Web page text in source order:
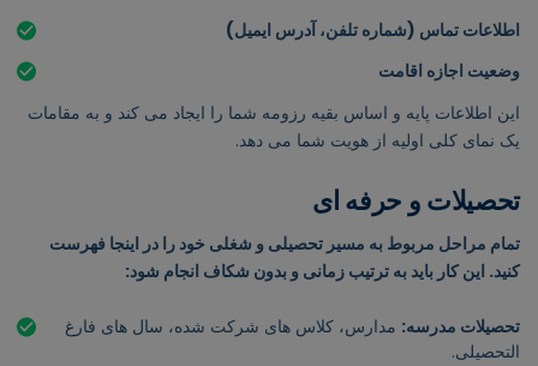
اطلاعات تماس (شماره تلفن، آدرس ایمیل)
وضعیت اجازه اقامت
این اطلاعات پایه و اساس بقیه رزومه شما را ایجاد می کند و به مقامات
یک نمای کلی اولیه از هویت شما می دهد.
تحصیلات و حرفه ای
تمام مراحل مربوط به مسیر تحصیلی و شغلی خود را در اینجا فهرست
کنید. این کار باید به ترتیب زمانی و بدون شکاف انجام شود:
تحصیلات مدرسه: مدارس، کلاس های شرکت شده، سال های فارغ
التحصیلی.